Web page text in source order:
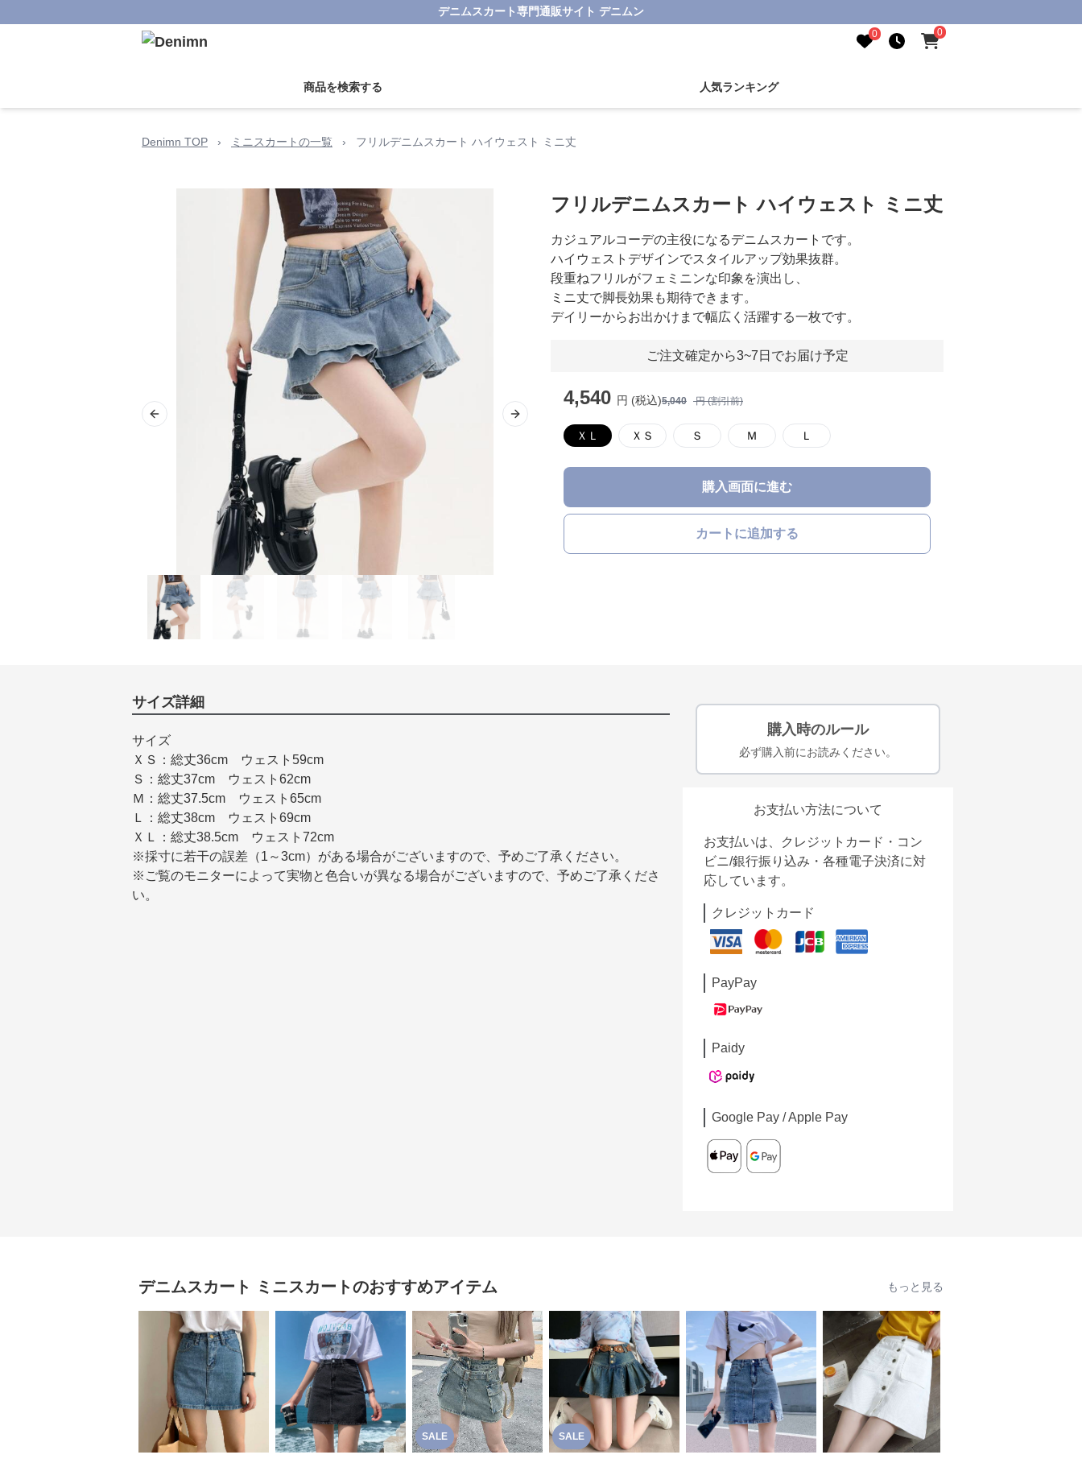
デニムスカート専門通販サイト デニムン
0 0
商品を検索する 人気ランキング
Denimn TOP › ミニスカートの一覧 › フリルデニムスカート ハイウェスト ミニ丈
Previous slide Next slide
フリルデニムスカート ハイウェスト ミニ丈
カジュアルコーデの主役になるデニムスカートです。
ハイウェストデザインでスタイルアップ効果抜群。
段重ねフリルがフェミニンな印象を演出し、
ミニ丈で脚長効果も期待できます。
デイリーからお出かけまで幅広く活躍する一枚です。
ご注文確定から3~7日でお届け予定
4,540 円 (税込)5,040 円 (割引前)
ＸＬ ＸＳ Ｓ Ｍ Ｌ
購入画面に進む
カートに追加する
サイズ詳細
サイズ
ＸＳ：総丈36cm ウェスト59cm
Ｓ：総丈37cm ウェスト62cm
Ｍ：総丈37.5cm ウェスト65cm
Ｌ：総丈38cm ウェスト69cm
ＸＬ：総丈38.5cm ウェスト72cm
※採寸に若干の誤差（1～3cm）がある場合がございますので、予めご了承ください。
※ご覧のモニターによって実物と色合いが異なる場合がございますので、予めご了承くださ
い。
購入時のルール
必ず購入前にお読みください。
お支払い方法について
お支払いは、クレジットカード・コン
ビニ/銀行振り込み・各種電子決済に対
応しています。
クレジットカード
PayPay
Paidy
Google Pay / Apple Pay
デニムスカート ミニスカートのおすすめアイテム もっと見る
SALE SALE